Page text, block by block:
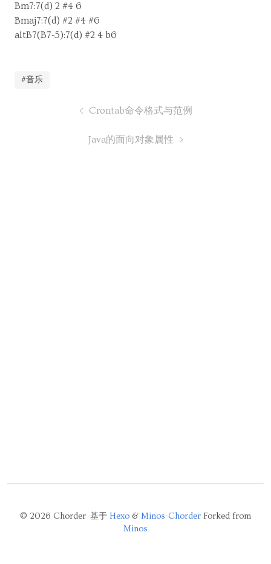
Bm7:7(d) 2 #4 6
Bmaj7:7(d) #2 #4 #6
altB7(B7-5):7(d) #2 4 b6
#音乐
Crontab命令格式与范例
Java的面向对象属性
© 2026 Chorder 基于 Hexo & Minos-Chorder Forked from
Minos